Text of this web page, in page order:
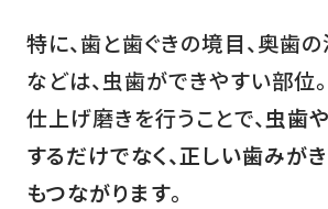
特に、歯と歯ぐきの境目、奥歯
などは、虫歯ができやすい部位。
仕上げ磨きを行うことで、 虫歯
するだけでなく、正しい歯みが
もつながります。